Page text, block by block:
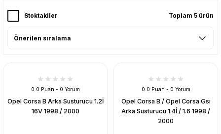
Stoktakiler Toplam 5 ürün
0.0 Puan - 0 Yorum
Opel Corsa B Arka Susturucu 1.2İ
16V 1998 / 2000
0.0 Puan - 0 Yorum
Opel Corsa B / Opel Corsa Gsı
Arka Susturucu 1.4İ / 1.6 1998 /
2000